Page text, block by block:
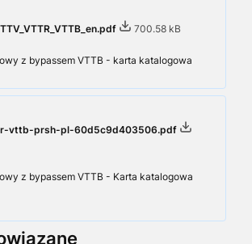
700.58 kB
z bypassem VTTB - karta katalogowa
vttb-prsh-pl-60d5c9d403506.pdf
z bypassem VTTB - Karta katalogowa